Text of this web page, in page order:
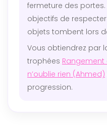
fermeture des
objectifs de
objets tombent lors
Vous obtiendrez par
trophées
n’oublie rien (Ahmed)
progression.